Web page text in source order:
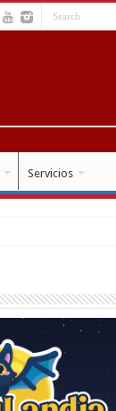
Servicios